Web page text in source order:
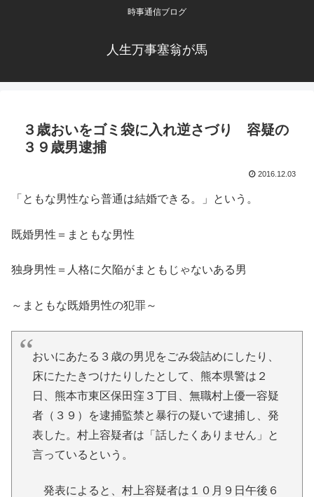
時事通信ブログ
人生万事塞翁が馬
３歳おいをゴミ袋に入れ逆さづり 容疑の
３９歳男逮捕
2016.12.03
「ともな男性なら普通は結婚できる。」という。
既婚男性＝まともな男性
独身男性＝人格に欠陥がまともじゃないある男
～まともな既婚男性の犯罪～
おいにあたる３歳の男児をごみ袋詰めにしたり、
床にたたきつけたりしたとして、熊本県警は２
日、熊本市東区保田窪３丁目、無職村上優一容疑
者（３９）を逮捕監禁と暴行の疑いで逮捕し、発
表した。村上容疑者は「話したくありません」と
言っているという。
発表によると、村上容疑者は１０月９日午後６